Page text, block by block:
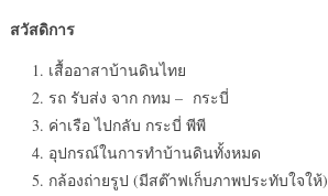
สวัสดิการ
เสื้ออาสาบ้านดินไทย
รถ รับส่ง จาก กทม – กระบี่
ค่าเรือ ไปกลับ กระบี่ พีพี
อุปกรณ์ในการทำบ้านดินทั้งหมด
กล้องถ่ายรูป (มีสต๊าฟเก็บภาพประทับใจให้)